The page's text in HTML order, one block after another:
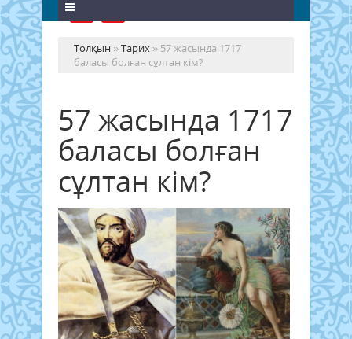
Толқын »Тарих » 57 жасында 1717
баласы болған сұлтан кім?
57 жасында 1717
баласы болған
сұлтан кім?